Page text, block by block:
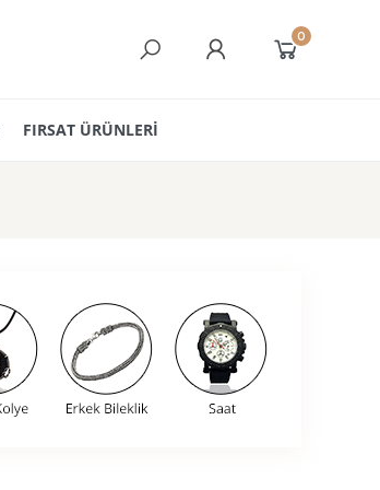
0
FIRSAT ÜRÜNLERİ